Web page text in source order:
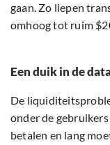
gaan. Zo liepen
omhoog tot ruim
Een duik in de
De
onder de
betalen en lang